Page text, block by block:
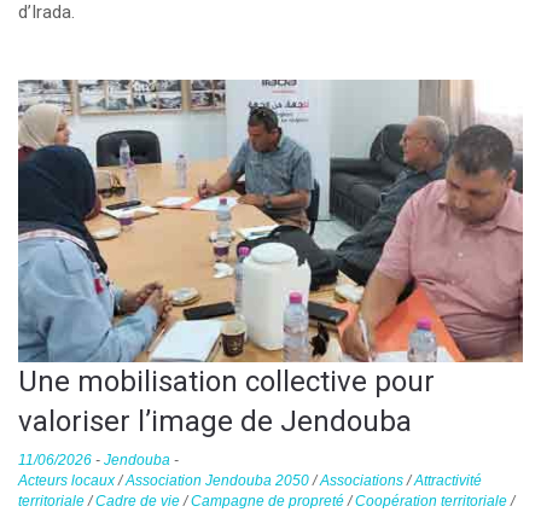
d’Irada.
Une mobilisation collective pour
valoriser l’image de Jendouba
11/06/2026 - Jendouba -
Acteurs locaux/Association Jendouba 2050/Associations/Attractivité
territoriale/Cadre de vie/Campagne de propreté/Coopération territoriale/